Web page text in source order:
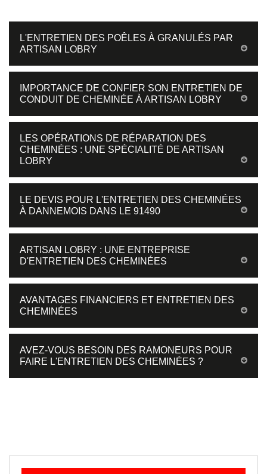
L'ENTRETIEN DES POÊLES À GRANULÉS PAR
ARTISAN LOBRY
IMPORTANCE DE CONFIER SON ENTRETIEN DE
CONDUIT DE CHEMINÉE À ARTISAN LOBRY
LES OPÉRATIONS DE RÉPARATION DES
CHEMINÉES : UNE SPÉCIALITÉ DE ARTISAN
LOBRY
LE DEVIS POUR L'ENTRETIEN DES CHEMINÉES
À DANNEMOIS DANS LE 91490
ARTISAN LOBRY : UNE ENTREPRISE
D'ENTRETIEN DES CHEMINÉES
AVANTAGES FINANCIERS ET ENTRETIEN DES
CHEMINÉES
AVEZ-VOUS BESOIN DES RAMONEURS POUR
FAIRE L'ENTRETIEN DES CHEMINÉES ?